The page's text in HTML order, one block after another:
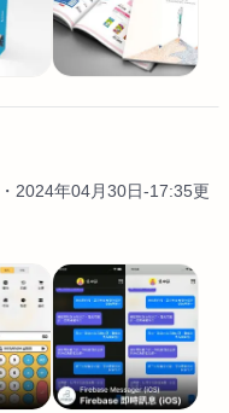
2024年04月30日-17:35更